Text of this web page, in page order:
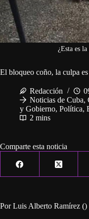
¿Esta es
El bloqueo coño, la culpa
Redacción
Noticias de Cuba,
y Gobierno, Política,
2 mins
Comparte esta noticia
Por Luis Alberto Ramírez ()